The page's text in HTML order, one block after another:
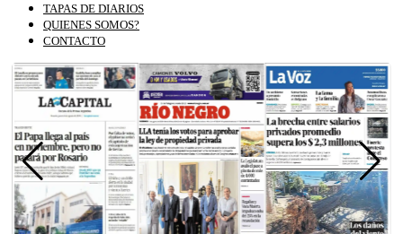
TAPAS DE DIARIOS
QUIENES SOMOS?
CONTACTO